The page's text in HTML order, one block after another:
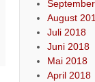
August
Juli 2018
Juni 2018
Mai 2018
April 2018